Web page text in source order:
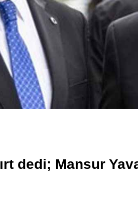
dedi; Mansur